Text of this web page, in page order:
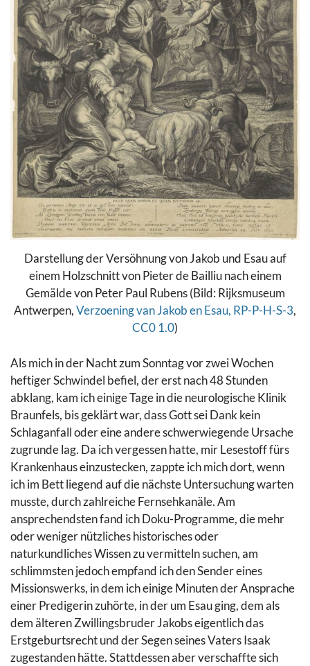
Darstellung der Versöhnung von Jakob und Esau auf
einem Holzschnitt von Pieter de Bailliu nach einem
Gemälde von Peter Paul Rubens (Bild: Rijksmuseum
Antwerpen,Verzoening van Jakob en Esau, RP-P-H-S-3,
CC0 1.0)
Als mich in der Nacht zum Sonntag vor zwei Wochen
heftiger Schwindel befiel, der erst nach 48 Stunden
abklang, kam ich einige Tage in die neurologische Klinik
Braunfels, bis geklärt war, dass Gott sei Dank kein
Schlaganfall oder eine andere schwerwiegende Ursache
zugrunde lag. Da ich vergessen hatte, mir Lesestoff fürs
Krankenhaus einzustecken, zappte ich mich dort, wenn
ich im Bett liegend auf die nächste Untersuchung warten
musste, durch zahlreiche Fernsehkanäle. Am
ansprechend­sten fand ich Doku-Programme, die mehr
oder weniger nützliches historisches oder
naturkundliches Wissen zu vermitteln suchen, am
schlimmsten jedoch empfand ich den Sender eines
Missionswerks, in dem ich einige Minuten der Ansprache
einer Predigerin zuhörte, in der um Esau ging, dem als
dem älteren Zwillingsbruder Jakobs eigentlich das
Erstgeburtsrecht und der Segen seines Vaters Isaak
zugestanden hätte. Stattdessen aber verschaffte sich